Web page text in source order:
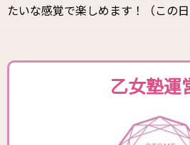
たいな感覚で楽しめます！（この日
乙女塾運